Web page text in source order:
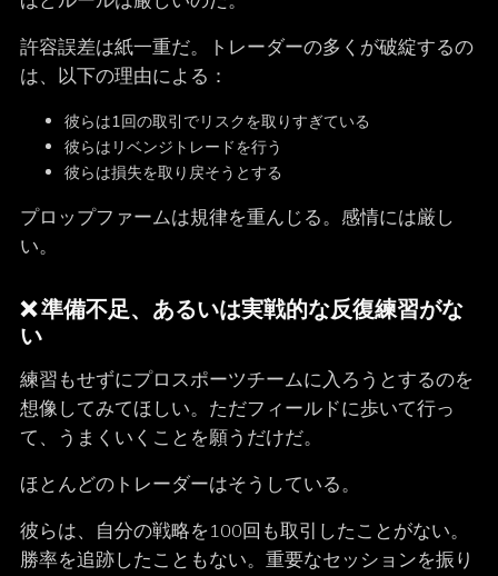
許容誤差は紙一重だ。トレーダーの多くが破綻するの
は、以下の理由による：
彼らは1回の取引でリスクを取りすぎている
彼らはリベンジトレードを行う
彼らは損失を取り戻そうとする
プロップファームは規律を重んじる。感情には厳し
い。
❌ 準備不足、あるいは実戦的な反復練習がな
い
練習もせずにプロスポーツチームに入ろうとするのを
想像してみてほしい。ただフィールドに歩いて行っ
て、うまくいくことを願うだけだ。
ほとんどのトレーダーはそうしている。
彼らは、自分の戦略を100回も取引したことがない。
勝率を追跡したこともない。重要なセッションを振り